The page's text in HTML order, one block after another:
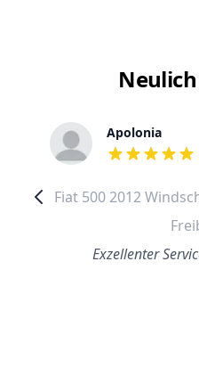
Apolonia
out of 5 stars
Fiat 500 2012
Exzellenter